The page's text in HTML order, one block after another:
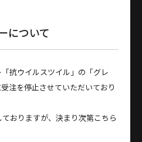
について
抗ウイルスツイル」の「グレ
注を停止させていただいており
おりますが、決まり次第こちら